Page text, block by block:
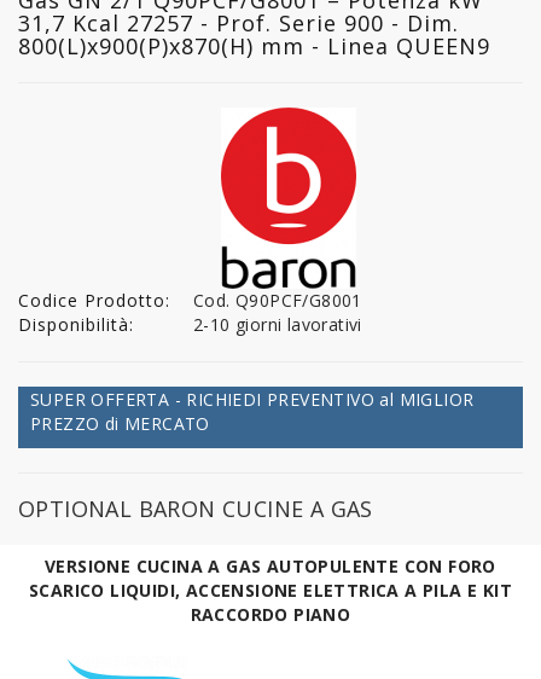
31,7 Kcal 27257 - Prof. Serie 900 - Dim.
800(L)x900(P)x870(H) mm - Linea QUEEN9
Codice Prodotto:
Cod. Q90PCF/G8001
Disponibilità:
2-10 giorni lavorativi
SUPER OFFERTA - RICHIEDI PREVENTIVO al MIGLIOR
PREZZO di MERCATO
OPTIONAL BARON CUCINE A GAS
VERSIONE CUCINA A GAS AUTOPULENTE CON FORO
SCARICO LIQUIDI, ACCENSIONE ELETTRICA A PILA E KIT
RACCORDO PIANO